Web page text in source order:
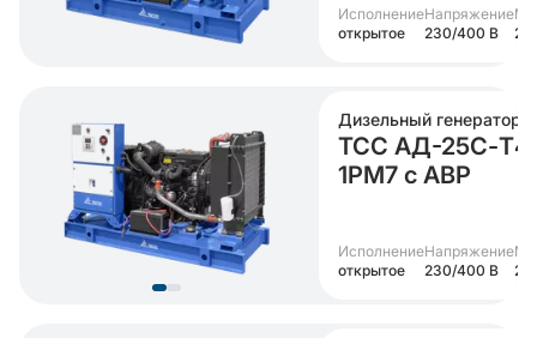
Исполнение
открытое
Напряжение
230/400 В
20
Дизельный генератор
ТСС АД-25С-
1РМ7 с АВР
Исполнение
открытое
Напряжение
230/400 В
25